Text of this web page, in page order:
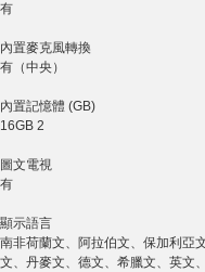
有
內置麥克風轉換
有（中央）
內置記憶體 (GB)
16GB 2
圖文電視
有
顯示語言
南非荷蘭文、阿拉伯文、保加利亞
文、丹麥文、德文、希臘文、英文